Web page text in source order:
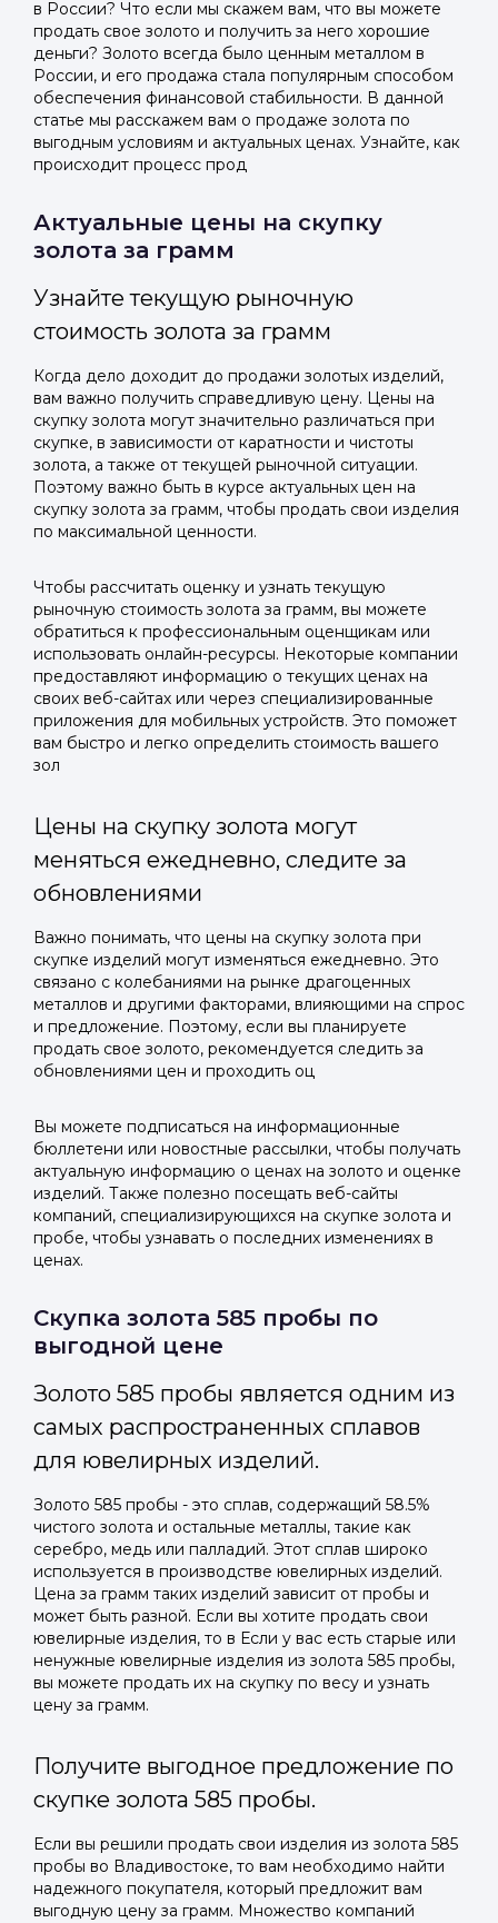
в России? Что если мы скажем вам, что вы можете
продать свое золото и получить за него хорошие
деньги? Золото всегда было ценным металлом в
России, и его продажа стала популярным способом
обеспечения финансовой стабильности. В данной
статье мы расскажем вам о продаже золота по
выгодным условиям и актуальных ценах. Узнайте, как
происходит процесс прод
Актуальные цены на скупку
золота за грамм
Узнайте текущую рыночную
стоимость золота за грамм
Когда дело доходит до продажи золотых изделий,
вам важно получить справедливую цену. Цены на
скупку золота могут значительно различаться при
скупке, в зависимости от каратности и чистоты
золота, а также от текущей рыночной ситуации.
Поэтому важно быть в курсе актуальных цен на
скупку золота за грамм, чтобы продать свои изделия
по максимальной ценности.
Чтобы рассчитать оценку и узнать текущую
рыночную стоимость золота за грамм, вы можете
обратиться к профессиональным оценщикам или
использовать онлайн-ресурсы. Некоторые компании
предоставляют информацию о текущих ценах на
своих веб-сайтах или через специализированные
приложения для мобильных устройств. Это поможет
вам быстро и легко определить стоимость вашего
зол
Цены на скупку золота могут
меняться ежедневно, следите за
обновлениями
Важно понимать, что цены на скупку золота при
скупке изделий могут изменяться ежедневно. Это
связано с колебаниями на рынке драгоценных
металлов и другими факторами, влияющими на спрос
и предложение. Поэтому, если вы планируете
продать свое золото, рекомендуется следить за
обновлениями цен и проходить оц
Вы можете подписаться на информационные
бюллетени или новостные рассылки, чтобы получать
актуальную информацию о ценах на золото и оценке
изделий. Также полезно посещать веб-сайты
компаний, специализирующихся на скупке золота и
пробе, чтобы узнавать о последних изменениях в
ценах.
Скупка золота 585 пробы по
выгодной цене
Золото 585 пробы является одним из
самых распространенных сплавов
для ювелирных изделий.
Золото 585 пробы - это сплав, содержащий 58.5%
чистого золота и остальные металлы, такие как
серебро, медь или палладий. Этот сплав широко
используется в производстве ювелирных изделий.
Цена за грамм таких изделий зависит от пробы и
может быть разной. Если вы хотите продать свои
ювелирные изделия, то в Если у вас есть старые или
ненужные ювелирные изделия из золота 585 пробы,
вы можете продать их на скупку по весу и узнать
цену за грамм.
Получите выгодное предложение по
скупке золота 585 пробы.
Если вы решили продать свои изделия из золота 585
пробы во Владивостоке, то вам необходимо найти
надежного покупателя, который предложит вам
выгодную цену за грамм. Множество компаний